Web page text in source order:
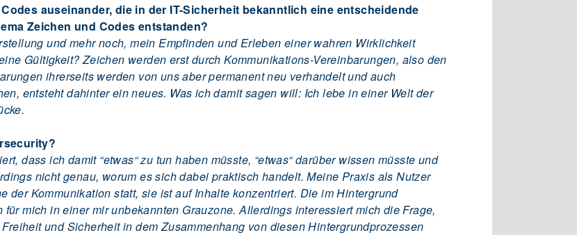
auseinander, die in der IT-Sicherheit bekanntlich eine entscheidende
Zeichen und Codes entstanden?
und mehr noch, mein Empfinden und Erleben einer wahren Wirklichkeit
Gültigkeit? Zeichen werden erst durch Kommunikations-Vereinbarungen, also den
ihrerseits werden von uns aber permanent neu verhandelt und auch
entsteht dahinter ein neues. Was ich damit sagen will: Ich lebe in einer Welt der
dass ich damit “etwas“ zu tun haben müsste, “etwas“ darüber wissen müsste und
nicht genau, worum es sich dabei praktisch handelt. Meine Praxis als Nutzer
der Kommunikation statt, sie ist auf Inhalte konzentriert. Die im Hintergrund
mich in einer mir unbekannten Grauzone. Allerdings interessiert mich die Frage,
und Sicherheit in dem Zusammenhang von diesen Hintergrundprozessen